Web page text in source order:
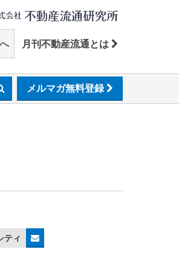
月刊不動産流通とは
メルマガ無料登録
ティ